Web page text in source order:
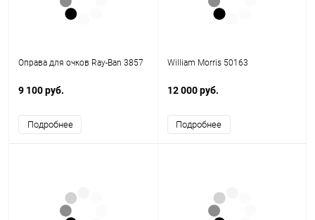
Оправа для очков Ray-Ban 3857
9 100 руб.
Подробнее
William Morris 50163
12 000 руб.
Подробнее